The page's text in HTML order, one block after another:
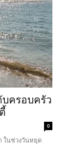
ครอบครัว
0
ในช่วงวันหยุด